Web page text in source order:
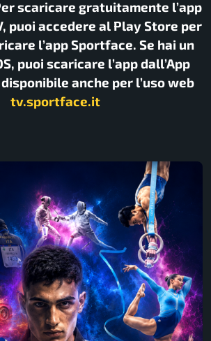
scaricare gratuitamente l’app
puoi accedere al Play Store per
l’app Sportface. Se hai un
puoi scaricare l’app dall’App
disponibile anche per l’uso web
tv.sportface.it